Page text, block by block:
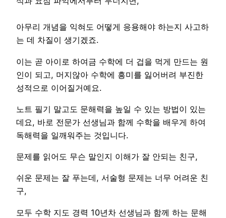
아무리 개념을 익혀도 어떻게 응용해야 하는지 사고하
는 데 차질이 생기겠죠.
이는 곧 아이로 하여금 수학에 더 겁을 먹게 만드는 원
인이 되고, 머지않아 수학에 흥미를 잃어버려 부진한
성적으로 이어질거예요.
노트 필기 말고도 문해력을 높일 수 있는 방법이 있는
데요, 바로 전문가 선생님과 함께 수학을 배우게 하여
독해력을 일깨워주는 것입니다.
문제를 읽어도 무슨 말인지 이해가 잘 안되는 친구,
쉬운 문제는 잘 푸는데, 서술형 문제는 너무 어려운 친
구,
모두 수학 지도 경력 10년차 선생님과 함께 하는 문해